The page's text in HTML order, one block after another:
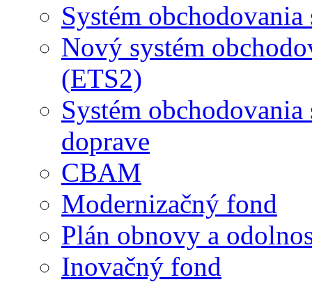
Systém
Nový systém
(ETS2)
Systém
doprave
CBAM
Modernizačný fond
Plán obnovy a
Inovačný fond